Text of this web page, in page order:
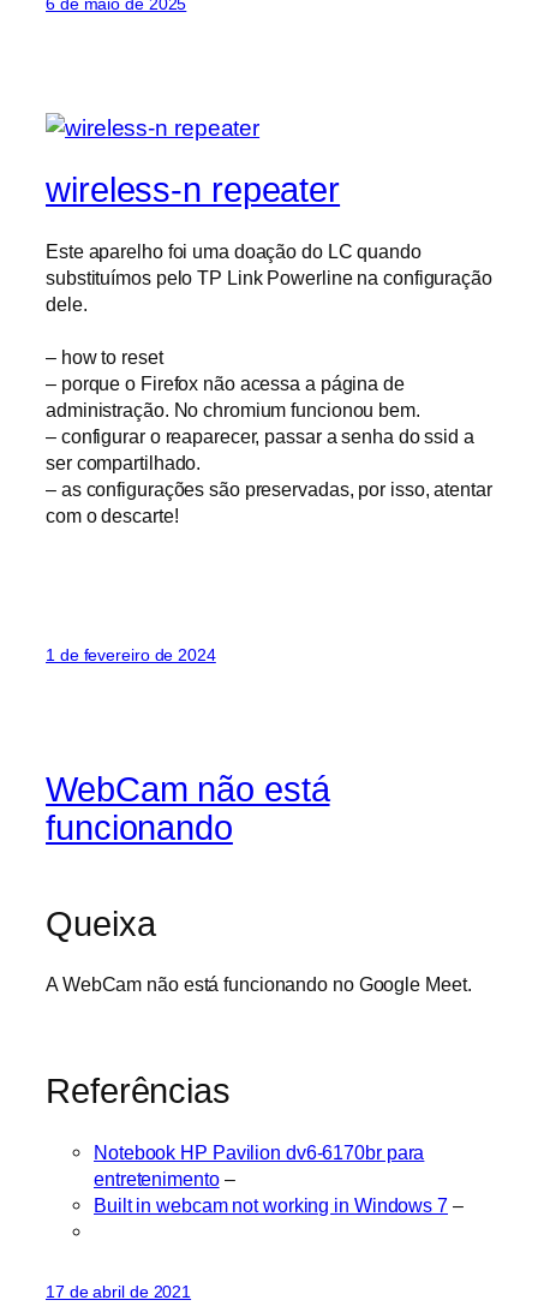
wireless-n repeater
Este aparelho foi uma doação do LC quando
substituímos pelo TP Link Powerline na configuração
dele.
– how to reset
– porque o Firefox não acessa a página de
administração. No chromium funcionou bem.
– configurar o reaparecer, passar a senha do ssid a
ser compartilhado.
– as configurações são preservadas, por isso, atentar
com o descarte!
1 de fevereiro de 2024
WebCam não está
funcionando
Queixa
A WebCam não está funcionando no Google Meet.
Referências
Notebook HP Pavilion dv6-6170br para
entretenimento–
Built in webcam not working in Windows 7 –
17 de abril de 2021